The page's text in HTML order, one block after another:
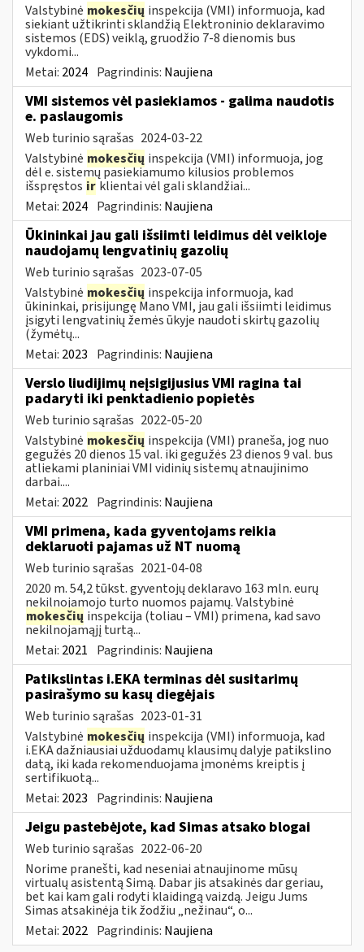
Valstybinė mokesčių inspekcija (VMI) informuoja, kad
siekiant užtikrinti sklandžią Elektroninio deklaravimo
sistemos (EDS) veiklą, gruodžio 7-8 dienomis bus
vykdomi...
Metai: 2024 Pagrindinis: Naujiena
VMI sistemos vėl pasiekiamos - galima naudotis
e. paslaugomis
Web turinio sąrašas 2024-03-22
Valstybinė mokesčių inspekcija (VMI) informuoja, jog
dėl e. sistemų pasiekiamumo kilusios problemos
išspręstos ir klientai vėl gali sklandžiai...
Metai: 2024 Pagrindinis: Naujiena
Ūkininkai jau gali išsiimti leidimus dėl veikloje
naudojamų lengvatinių gazolių
Web turinio sąrašas 2023-07-05
Valstybinė mokesčių inspekcija informuoja, kad
ūkininkai, prisijungę Mano VMI, jau gali išsiimti leidimus
įsigyti lengvatinių žemės ūkyje naudoti skirtų gazolių
(žymėtų...
Metai: 2023 Pagrindinis: Naujiena
Verslo liudijimų neįsigijusius VMI ragina tai
padaryti iki penktadienio popietės
Web turinio sąrašas 2022-05-20
Valstybinė mokesčių inspekcija (VMI) praneša, jog nuo
gegužės 20 dienos 15 val. iki gegužės 23 dienos 9 val. bus
atliekami planiniai VMI vidinių sistemų atnaujinimo
darbai....
Metai: 2022 Pagrindinis: Naujiena
VMI primena, kada gyventojams reikia
deklaruoti pajamas už NT nuomą
Web turinio sąrašas 2021-04-08
2020 m. 54,2 tūkst. gyventojų deklaravo 163 mln. eurų
nekilnojamojo turto nuomos pajamų. Valstybinė
mokesčių inspekcija (toliau – VMI) primena, kad savo
nekilnojamąjį turtą...
Metai: 2021 Pagrindinis: Naujiena
Patikslintas i.EKA terminas dėl susitarimų
pasirašymo su kasų diegėjais
Web turinio sąrašas 2023-01-31
Valstybinė mokesčių inspekcija (VMI) informuoja, kad
i.EKA dažniausiai užduodamų klausimų dalyje patikslino
datą, iki kada rekomenduojama įmonėms kreiptis į
sertifikuotą...
Metai: 2023 Pagrindinis: Naujiena
Jeigu pastebėjote, kad Simas atsako blogai
Web turinio sąrašas 2022-06-20
Norime pranešti, kad neseniai atnaujinome mūsų
virtualų asistentą Simą. Dabar jis atsakinės dar geriau,
bet kai kam gali rodyti klaidingą vaizdą. Jeigu Jums
Simas atsakinėja tik žodžiu „nežinau“, o...
Metai: 2022 Pagrindinis: Naujiena